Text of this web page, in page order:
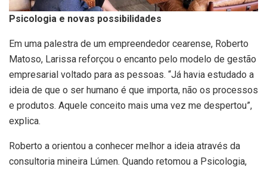
Psicologia e novas possibilidades
Em uma palestra de um empreendedor cearense, Roberto
Matoso, Larissa reforçou o encanto pelo modelo de gestão
empresarial voltado para as pessoas. “Já havia estudado a
ideia de que o ser humano é que importa, não os processos
e produtos. Aquele conceito mais uma vez me despertou”,
explica.
Roberto a orientou a conhecer melhor a ideia através da
consultoria mineira Lúmen. Quando retomou a Psicologia,